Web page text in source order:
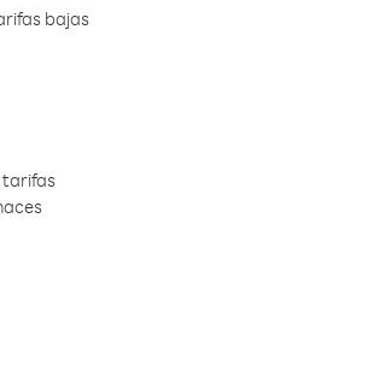
bajas
tarifas